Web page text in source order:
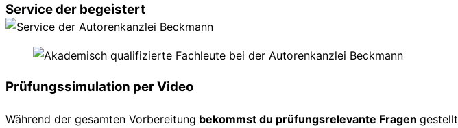
Service der begeistert
Prüfungssimulation per Video
Während der gesamten Vorbereitung bekommst du prüfungsrelevante Fragen